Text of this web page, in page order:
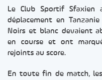
Le Club Sportif
déplacement en
Noirs et blanc devaient
en course et ont
rejoints au score.
En toute fin de match,